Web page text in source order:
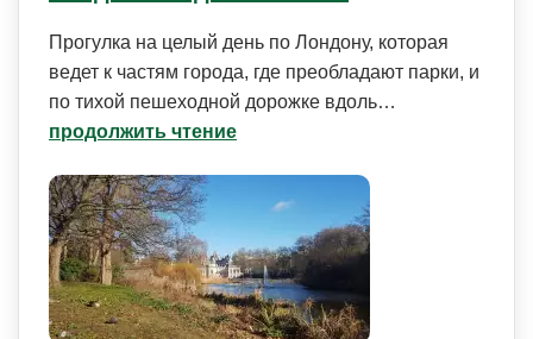
Прогулка на целый день по Лондону, которая
ведет к частям города, где преобладают парки, и
по тихой пешеходной дорожке вдоль…
продолжить чтение